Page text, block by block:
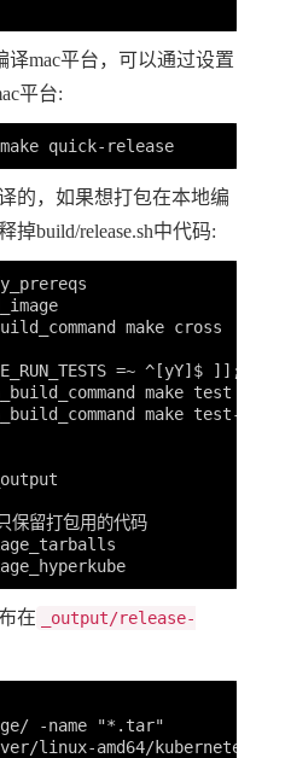
译mac平台，可以通过设置
平台:
的，如果想打包在本地编
build/release.sh中代码:
make cross
=~ ^[yY]$ ]]; then
make test
make test-
保留打包用的代码
在
_output/release-
-name "*.tar"
linux-amd64/kubernetes/